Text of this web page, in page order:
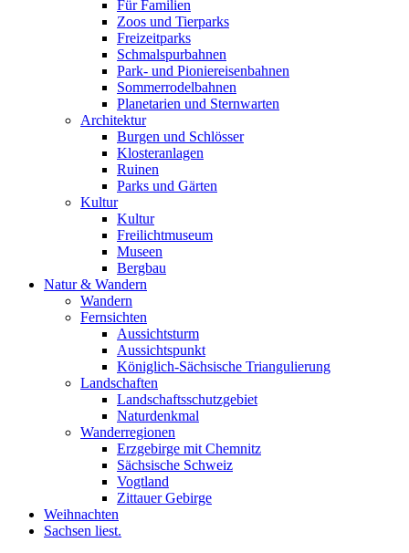
Für Familien
Zoos und Tierparks
Freizeitparks
Schmalspurbahnen
Park- und Pioniereisenbahnen
Sommerrodelbahnen
Planetarien und Sternwarten
Architektur
Burgen und Schlösser
Klosteranlagen
Ruinen
Parks und Gärten
Kultur
Kultur
Freilichtmuseum
Museen
Bergbau
Natur & Wandern
Wandern
Fernsichten
Aussichtsturm
Aussichtspunkt
Königlich-Sächsische Triangulierung
Landschaften
Landschaftsschutzgebiet
Naturdenkmal
Wanderregionen
Erzgebirge mit Chemnitz
Sächsische Schweiz
Vogtland
Zittauer Gebirge
Weihnachten
Sachsen liest.